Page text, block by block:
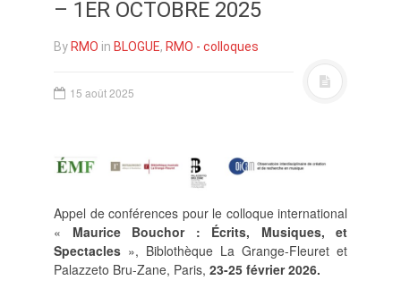
LA REVUE
LA RÉDACTION
SOUMISSION
PROCHAINS NUMÉROS
INDEXATION
– 1ER OCTOBRE 2025
By RMO in BLOGUE, RMO - colloques
15 août 2025
Appel de conférences pour le colloque international
« Maurice Bouchor : Écrits, Musiques, et
Spectacles », Biblothèque La Grange-Fleuret et
Palazzeto Bru-Zane, Paris, 23-25 février 2026.